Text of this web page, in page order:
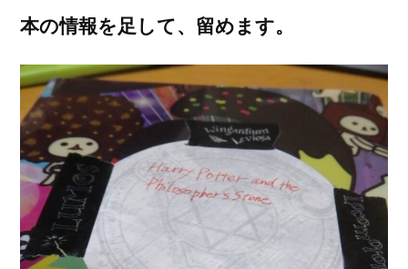
本の情報を足して、留めます。